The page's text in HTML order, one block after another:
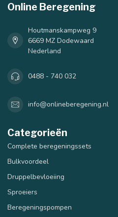
Online Beregening
Houtmanskampweg 9
6669 MZ Dodewaard
Nederland
0488 - 740 032
info@onlineberegening.nl
Categorieën
Complete beregeningssets
Bulkvoordeel
Druppelbevloeiing
Sproeiers
Beregeningspompen